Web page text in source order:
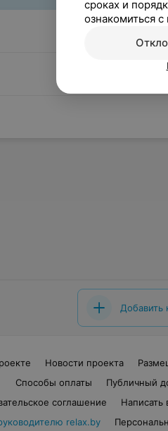
Добавить
Новости проекта
Способы оплаты
Публичный
соглашение
Написать
relax.by
сроках и
ознакомиться